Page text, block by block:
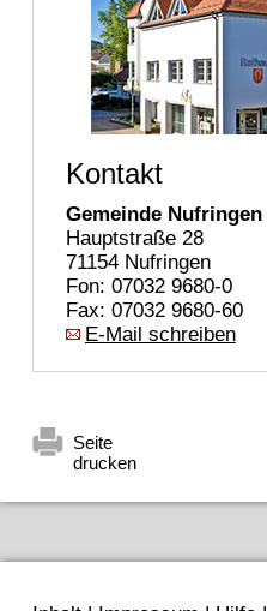
Kontakt
Gemeinde Nufringen
Hauptstraße 28
71154 Nufringen
Fon: 07032 9680-0
Fax: 07032 9680-60
E-Mail schreiben
Seite
drucken